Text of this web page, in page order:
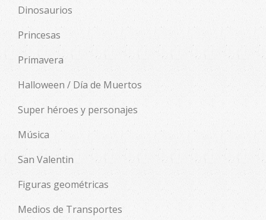
Dinosaurios
Princesas
Primavera
Halloween / Día de Muertos
Super héroes y personajes
Música
San Valentin
Figuras geométricas
Medios de Transportes